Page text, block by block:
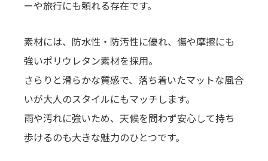
ーや旅行にも頼れる存在です。
素材には、防水性・防汚性に優れ、傷や摩擦にも
強いポリウレタン素材を採用。
さらりと滑らかな質感で、落ち着いたマットな風合
いが大人のスタイルにもマッチします。
雨や汚れに強いため、天候を問わず安心して持ち
歩けるのも大きな魅力のひとつです。